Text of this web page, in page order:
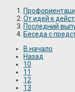
От идей к
Последний
Беседа с
В начало
Назад
10
11
12
13